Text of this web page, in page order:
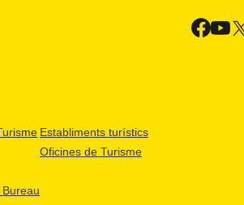
Establiments turístics
Oficines de Turisme